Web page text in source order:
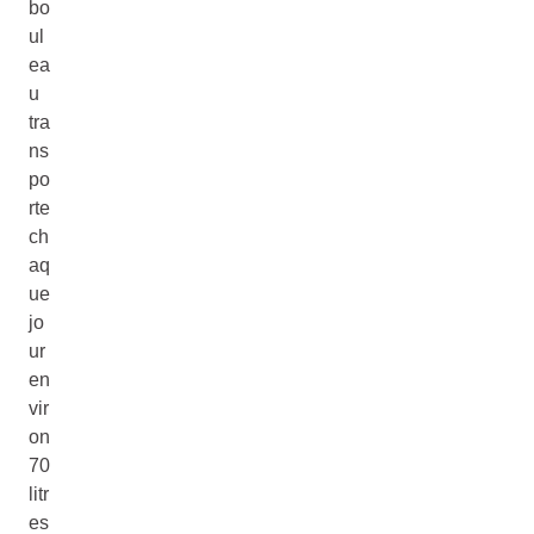
bo
ul
ea
u
tra
ns
po
rte
ch
aq
ue
jo
ur
en
vir
on
70
litr
es